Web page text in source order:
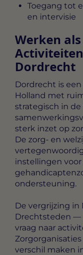
Toegang tot
en intervisie
Werken als
Dordrecht
Dordrecht is
Holland met
strategisch in
sterk inzet op
De zorg- en
instellingen
ondersteuning.
De vergrijzing
Drechtsteden —
vraag naar
verschil maken